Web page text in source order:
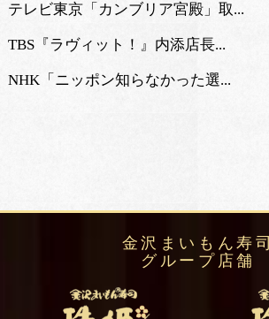
テレビ東京「カンブリア宮殿」取...
TBS『ラヴィット！』内添店長...
NHK「ニッポン知らなかった選...
金沢まいもん寿司
グループ店舗